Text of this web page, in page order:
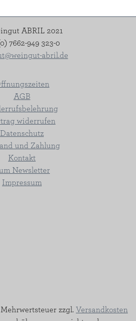
ABRIL 2021
7662-949 323-0
abril.de
AGB
widerrufen
Datenschutz
und Zahlung
Kontakt
Newsletter
Impressum
zzgl. Versandkosten